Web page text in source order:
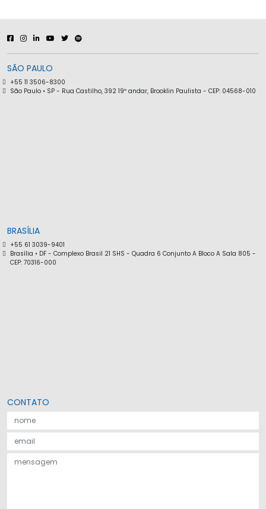
SÃO PAULO
+55 11 3506-8300
São Paulo • SP - Rua Castilho, 392 19º andar, Brooklin Paulista - CEP: 04568-010
BRASÍLIA
+55 61 3039-9401
Brasília • DF - Complexo Brasil 21 SHS - Quadra 6 Conjunto A Bloco A Sala 805 -
CEP: 70316-000
CONTATO